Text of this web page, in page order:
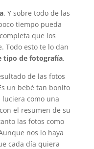
. Y sobre todo de las
tiempo pueda
que los
Todo esto te lo dan
tipo de fotografía.
de las fotos
un bebé tan bonito
como una
el resumen de su
las fotos como
nos lo haya
cada día quiera